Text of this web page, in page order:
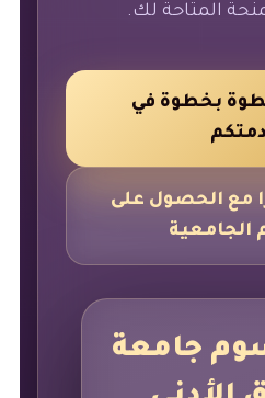
المتاحة لك.
بخطوة في
مع الحصول على
الجامعية
جامعة